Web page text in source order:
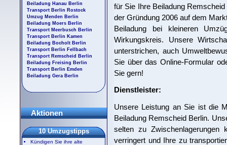
für Sie Ihre Beiladung
der Gründung 2006 auf dem
Beiladung bei kleineren
Wirkungskreis. Unsere
unterstrichen, auch
Sie über das Online-Formular
Sie gern!
Dienstleister:
Unsere Leistung an Sie ist die
Beiladung Remscheid Berlin.
selten zu Zwischenlagerungen
verringert und Ihre zu
Beiladung Hanau Berlin
Transport Berlin Rostock
Umzug Menden Berlin
Beiladung Moers Berlin
Transport Meerbusch Berlin
Transport Berlin Kamen
Beiladung Bocholt Berlin
Transport Berlin Fellbach
Transport Remscheid Berlin
Beiladung Freising Berlin
Transport Berlin Emden
Beiladung Gera Berlin
Aktionen
10 Umzugstipps
Kündigen Sie ihre alte